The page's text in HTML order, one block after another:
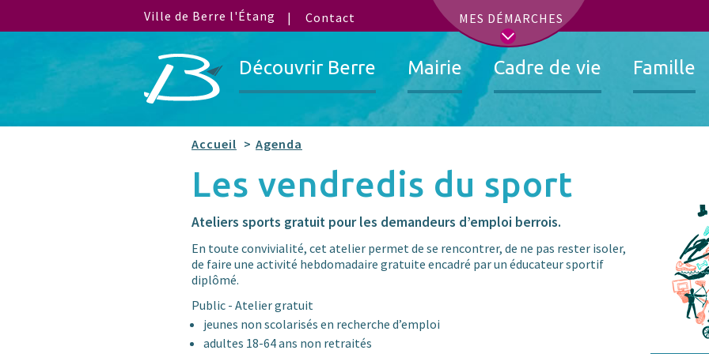
Ville de Berre l'Étang MES DÉMARCHES
Contact
Découvrir Berre Mairie Cadre de vie Famille
Accueil Agenda
Les vendredis du sport
Ateliers sports gratuit pour les demandeurs d’emploi berrois.
En toute convivialité, cet atelier permet de se rencontrer, de ne pas rester isoler,
de faire une activité hebdomadaire gratuite encadré par un éducateur sportif
diplômé.
Public - Atelier gratuit
jeunes non scolarisés en recherche d’emploi
adultes 18-64 ans non retraités